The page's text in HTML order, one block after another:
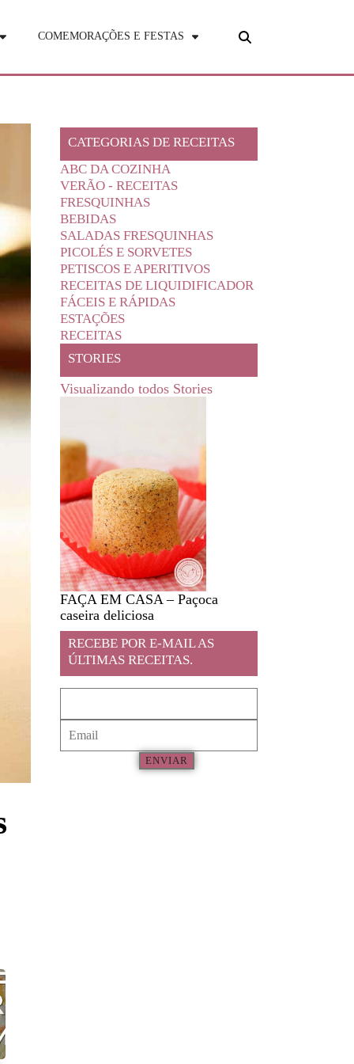
COMEMORAÇÕES E FESTAS
CATEGORIAS DE RECEITAS
ABC DA COZINHA
VERÃO - RECEITAS
FRESQUINHAS
BEBIDAS
SALADAS FRESQUINHAS
PICOLÉS E SORVETES
PETISCOS E APERITIVOS
RECEITAS DE LIQUIDIFICADOR
FÁCEIS E RÁPIDAS
ESTAÇÕES
RECEITAS
STORIES
Visualizando todos Stories
FAÇA EM CASA – Paçoca
caseira deliciosa
RECEBE POR E-MAIL AS
ÚLTIMAS RECEITAS.
ENVIAR